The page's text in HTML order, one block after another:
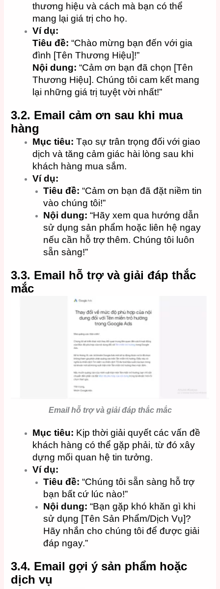
thương hiệu và cách mà bạn có thể
mang lại giá trị cho họ.
Ví dụ:
Tiêu đề: “Chào mừng bạn đến với gia
đình [Tên Thương Hiệu]!”
Nội dung: “Cảm ơn bạn đã chọn [Tên
Thương Hiệu]. Chúng tôi cam kết mang
lại những giá trị tuyệt vời nhất!”
3.2. Email cảm ơn sau khi mua
hàng
Mục tiêu: Tạo sự trân trọng đối với giao
dịch và tăng cảm giác hài lòng sau khi
khách hàng mua sắm.
Ví dụ:
Tiêu đề: “Cảm ơn bạn đã đặt niềm tin
vào chúng tôi!”
Nội dung: “Hãy xem qua hướng dẫn
sử dụng sản phẩm hoặc liên hệ ngay
nếu cần hỗ trợ thêm. Chúng tôi luôn
sẵn sàng!”
3.3. Email hỗ trợ và giải đáp thắc
mắc
Email hỗ trợ và giải đáp thắc mắc
Mục tiêu: Kịp thời giải quyết các vấn đề
khách hàng có thể gặp phải, từ đó xây
dựng mối quan hệ tin tưởng.
Ví dụ:
Tiêu đề: “Chúng tôi sẵn sàng hỗ trợ
bạn bất cứ lúc nào!”
Nội dung: “Bạn gặp khó khăn gì khi
sử dụng [Tên Sản Phẩm/Dịch Vụ]?
Hãy nhắn cho chúng tôi để được giải
đáp ngay.”
3.4. Email gợi ý sản phẩm hoặc
dịch vụ